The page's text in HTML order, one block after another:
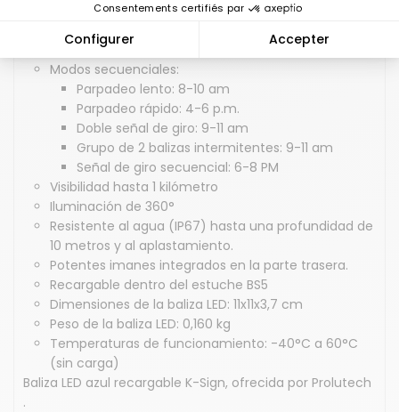
Fijo a baja intensidad: 35 horas
2 luces LED: 9 horas
Iluminación de 4 LED: 6 horas
Modos secuenciales:
Parpadeo lento: 8-10 am
Parpadeo rápido: 4-6 p.m.
Doble señal de giro: 9-11 am
Grupo de 2 balizas intermitentes: 9-11 am
Señal de giro secuencial: 6-8 PM
Visibilidad hasta 1 kilómetro
Iluminación de 360°
Resistente al agua (IP67) hasta una profundidad de
10 metros y al aplastamiento.
Potentes imanes integrados en la parte trasera.
Recargable dentro del estuche BS5
Dimensiones de la baliza LED: 11x11x3,7 cm
Peso de la baliza LED: 0,160 kg
Temperaturas de funcionamiento: -40°C a 60°C
(sin carga)
Baliza LED azul recargable K-Sign, ofrecida por Prolutech
.